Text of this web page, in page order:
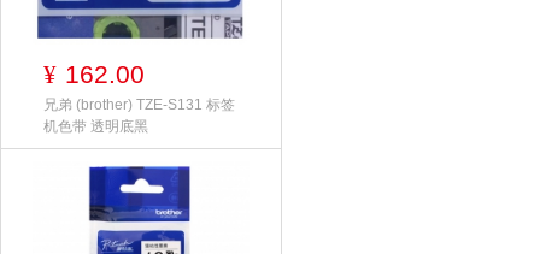
¥ 162.00
兄弟 (brother) TZE-S131 标签
机色带 透明底黑